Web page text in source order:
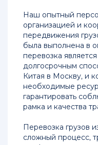
Перевозка
контейнера
из
Китая
в
Россию
Доставка
грузов
Китая
в
Наш опытный
организацией и
передвижения
была выполнена в
перевозка
долгосрочным
Китая в Москву, и
необходимые
гарантировать
рамка и качества
Перевозка грузов
сложный процесс,